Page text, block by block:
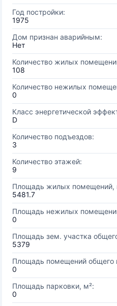
Год постройки:
1975
Дом признан аварийным:
Нет
Количество жилых
108
Количество нежилых
0
Класс энергетической
D
Количество подъездов:
3
Количество этажей:
9
Площадь жилых помещений,
5481.7
Площадь нежилых
0
Площадь зем. участка
5379
Площадь помещений общего
0
Площадь парковки, м²:
0